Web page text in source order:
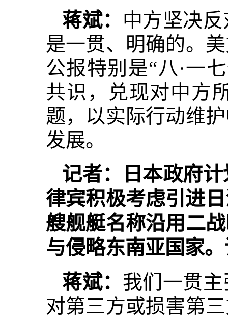
蒋斌： 中方坚决
是一贯、明确的。
公报特别是“八·一
共识，兑现对中方
题，以实际行动维
发展。
记者：日本政府
律宾积极考虑引进
艘舰艇名称沿用二
与侵略东南亚国家
蒋斌： 我们一贯
对第三方或损害第